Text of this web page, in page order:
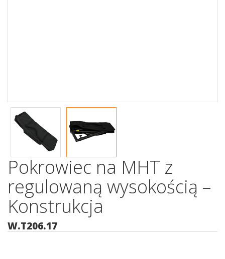
Pokrowiec na MHT z
regulowaną wysokością –
Konstrukcja
W.T206.17